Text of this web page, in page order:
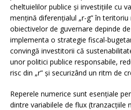
cheltuielilor publice și investițiile cu
mențină diferențialul „r-g” în teritoriu
obiectivelor de guvernare depinde
implementa o strategie fiscal-
convingă investitorii că
unor politici publice responsabile,
risc din „r” și securizând un ritm de
Reperele numerice sunt esențiale
dintre variabilele de flux (tranzacțiile